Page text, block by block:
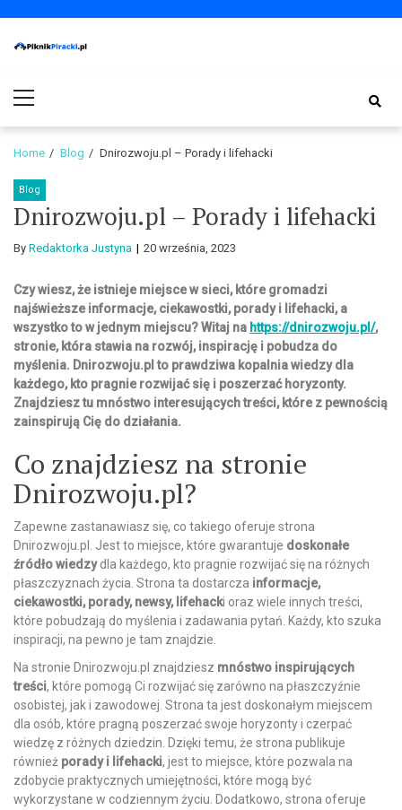
navigation
content
Menu
Home Blog Dnirozwoju.pl – Porady i lifehacki
Blog
Dnirozwoju.pl – Porady i lifehacki
By Redaktorka Justyna 20 września, 2023
Czy wiesz, że istnieje miejsce w sieci, które gromadzi
najświeższe informacje, ciekawostki, porady i lifehacki, a
wszystko to w jednym miejscu? Witaj na https://dnirozwoju.pl/,
stronie, która stawia na rozwój, inspirację i pobudza do
myślenia. Dnirozwoju.pl to prawdziwa kopalnia wiedzy dla
każdego, kto pragnie rozwijać się i poszerzać horyzonty.
Znajdziesz tu mnóstwo interesujących treści, które z pewnością
zainspirują Cię do działania.
Co znajdziesz na stronie
Dnirozwoju.pl?
Zapewne zastanawiasz się, co takiego oferuje strona
Dnirozwoju.pl. Jest to miejsce, które gwarantuje doskonałe
źródło wiedzydla każdego, kto pragnie rozwijać się na różnych
płaszczyznach życia. Strona ta dostarcza informacje,
ciekawostki, porady, newsy, lifehacki oraz wiele innych treści,
które pobudzają do myślenia i zadawania pytań. Każdy, kto szuka
inspiracji, na pewno je tam znajdzie.
Na stronie Dnirozwoju.pl znajdziesz mnóstwo inspirujących
treści, które pomogą Ci rozwijać się zarówno na płaszczyźnie
osobistej, jak i zawodowej. Strona ta jest doskonałym miejscem
dla osób, które pragną poszerzać swoje horyzonty i czerpać
wiedzę z różnych dziedzin. Dzięki temu, że strona publikuje
również porady i lifehacki, jest to miejsce, które pozwala na
zdobycie praktycznych umiejętności, które mogą być
wykorzystane w codziennym życiu. Dodatkowo, strona oferuje